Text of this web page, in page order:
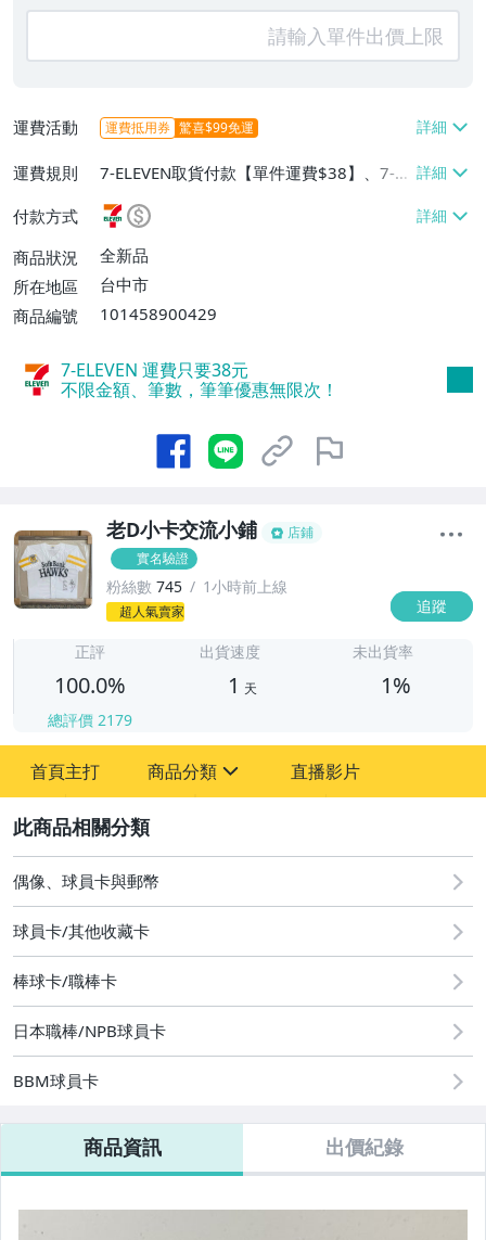
運費活動 運費抵用券 驚喜$99免運
運費規則
7-ELEVEN取貨付款【單件運費$38】、7-EL
EVEN取貨不付款【單件運費$38】、宅配/
貨運【單件運費$60、消費滿$1000免運
費】、郵局掛號【單件運費$31、滿10件或
消費滿$700免運費】、低溫配送【單件運
付款方式
商品狀況
全新品
所在地區
台中市
商品編號
101458900429
7-ELEVEN 運費只要38元
不限金額、筆數，筆筆優惠無限次！
老D小卡交流小鋪
店鋪
實名驗證
粉絲數 745 1小時前上線
超人氣賣家 追蹤
正評
100.0%
總評價 2179
出貨速度
1 天
未出貨率
1%
首頁主打 商品分類
其它
直播影片
偶像、球員卡與郵幣
球員卡/其他收藏卡
棒球卡/職棒卡
日本職棒/NPB球員卡
BBM球員卡
商品資訊 出價紀錄